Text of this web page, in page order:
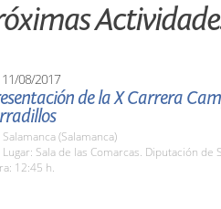
11/08/2017
de la X Carrera
Salamanca (Salamanca)
Lugar: Sala de las Comarcas. Diputación de
12:45 h.